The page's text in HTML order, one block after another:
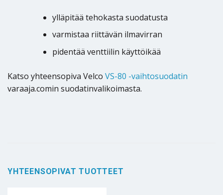
ylläpitää tehokasta suodatusta
varmistaa riittävän ilmavirran
pidentää venttiilin käyttöikää
Katso yhteensopiva Velco VS-80 -vaihtosuodatin
varaaja.comin suodatinvalikoimasta.
YHTEENSOPIVAT TUOTTEET